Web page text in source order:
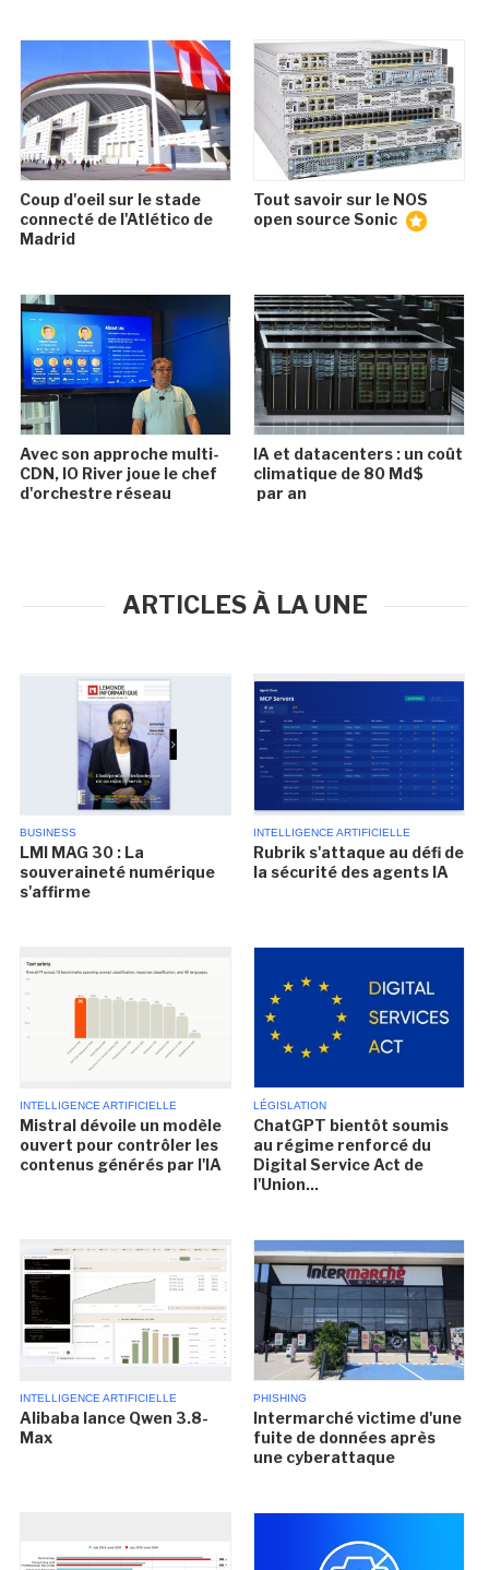
Coup d'oeil sur le stade
connecté de l'Atlético de
Madrid
Tout savoir sur le NOS
open source Sonic
Avec son approche multi-
CDN, IO River joue le chef
d'orchestre réseau
IA et datacenters : un coût
climatique de 80 Md$
par an
ARTICLES À LA UNE
BUSINESS
LMI MAG 30 : La
souveraineté numérique
s'affirme
INTELLIGENCE ARTIFICIELLE
Rubrik s'attaque au défi de
la sécurité des agents IA
INTELLIGENCE ARTIFICIELLE
Mistral dévoile un modèle
ouvert pour contrôler les
contenus générés par l'IA
LÉGISLATION
ChatGPT bientôt soumis
au régime renforcé du
Digital Service Act de
l'Union...
INTELLIGENCE ARTIFICIELLE
Alibaba lance Qwen 3.8-
Max
PHISHING
Intermarché victime d'une
fuite de données après
une cyberattaque